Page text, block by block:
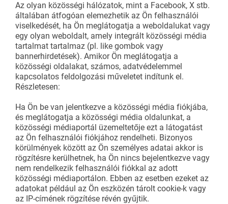
Az olyan közösségi hálózatok, mint a Facebook, X stb.
általában átfogóan elemezhetik az Ön felhasználói
viselkedését, ha Ön meglátogatja a weboldalukat vagy
egy olyan weboldalt, amely integrált közösségi média
tartalmat tartalmaz (pl. like gombok vagy
bannerhirdetések). Amikor Ön meglátogatja a
közösségi oldalakat, számos, adatvédelemmel
kapcsolatos feldolgozási műveletet indítunk el.
Részletesen:
Ha Ön be van jelentkezve a közösségi média fiókjába,
és meglátogatja a közösségi média oldalunkat, a
közösségi médiaportál üzemeltetője ezt a látogatást
az Ön felhasználói fiókjához rendelheti. Bizonyos
körülmények között az Ön személyes adatai akkor is
rögzítésre kerülhetnek, ha Ön nincs bejelentkezve vagy
nem rendelkezik felhasználói fiókkal az adott
közösségi médiaportálon. Ebben az esetben ezeket az
adatokat például az Ön eszközén tárolt cookie-k vagy
az IP-címének rögzítése révén gyűjtik.